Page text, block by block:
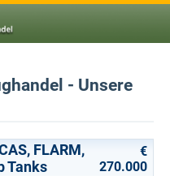
- Unsere
FLARM,
Tanks
€
270.000